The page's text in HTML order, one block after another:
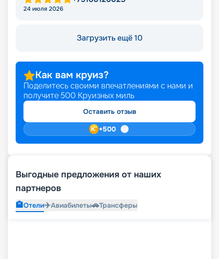
24 июля 2026
Загрузить ещё 10
Как вам круиз?
Поделитесь своими впечатлениями с нами и
получите 500 Круизных миль
Оставить отзыв
+500
Выгодные предложения от наших
партнеров
🏨Отели✈️Авиабилеты🚗Трансферы